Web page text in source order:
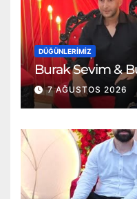
DÜĞÜNLERIMIZ
Burak Sevim &
7 AĞUSTOS 2026